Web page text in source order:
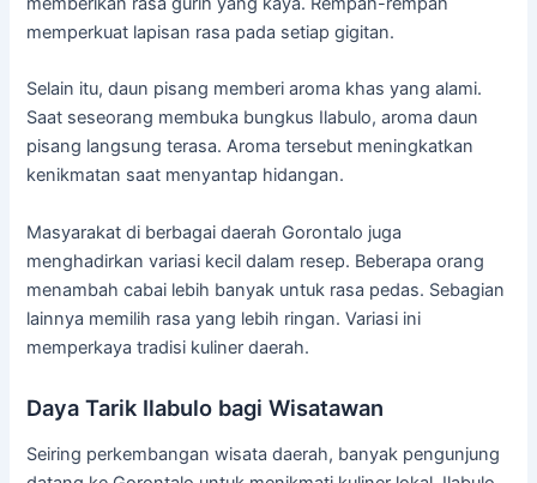
memperkuat lapisan rasa pada setiapgigitan.
Selain itu,daun pisang memberiaroma khasyangalami.
Saat seseorang membuka bungkus Ilabulo,aromadaun
pisang langsungterasa.Aromatersebut meningkatkan
kenikmatan saat menyantap hidangan.
Masyarakatdi berbagaidaerah Gorontalo juga
menghadirkanvariasi kecildalam resep. Beberapaorang
menambahcabai lebih banyak untuk rasa pedas. Sebagian
lainnya memilih rasayang lebih ringan.Variasi ini
memperkayatradisi kulinerdaerah.
DayaTarik Ilabulo bagiWisatawan
Seiring perkembanganwisatadaerah, banyak pengunjung